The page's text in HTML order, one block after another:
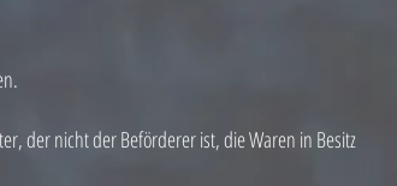
der nicht der Beförderer ist, die Waren in Besitz